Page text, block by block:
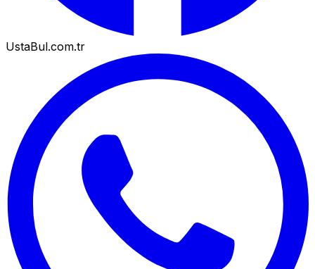
UstaBul.com.tr